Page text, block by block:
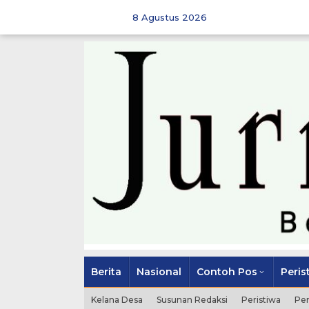
8 Agustus 2026
Berita Nasional Contoh Pos
Kelana Desa Susunan Redaksi Peristiwa